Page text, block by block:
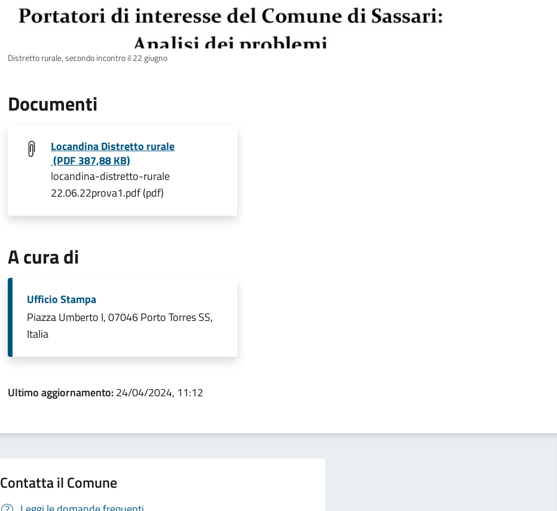
Distretto rurale, secondo incontro il 22 giugno
Documenti
Locandina Distretto rurale
(PDF 387,88 KB)
locandina-distretto-rurale
22.06.22prova1.pdf (pdf)
A cura di
Ufficio Stampa
Piazza Umberto I, 07046 Porto Torres SS,
Italia
Ultimo aggiornamento:24/04/2024, 11:12
Contatta il Comune